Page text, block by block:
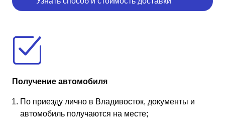
Получение автомобиля
По приезду лично в Владивосток, документы и
автомобиль получаются на месте;